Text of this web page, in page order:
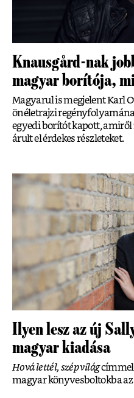
Knausgård-nak
magyar borítója,
Magyarul is megjelent Karl
önéletrajzi
egyedi borítót kapott, amiről
árult el érdekes részleteket.
Ilyen lesz az új
magyar kiadása
Hová lettél, szép világcímmel
magyar könyvesboltokba